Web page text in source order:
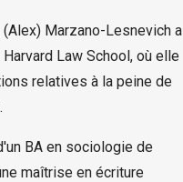
Marzano-Lesnevich a
Law School, où elle
relatives à la peine de
BA en sociologie de
maîtrise en écriture